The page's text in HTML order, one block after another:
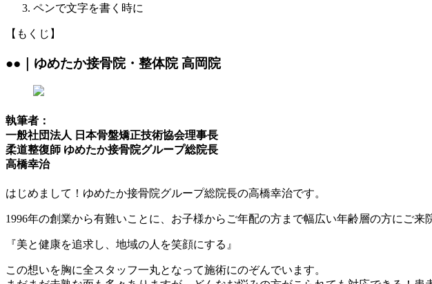
ペンで文字を書く時に
【もくじ】
●●｜ゆめたか接骨院・整体院 高岡院
執筆者：
一般社団法人 日本骨盤矯正技術協会理事長
柔道整復師 ゆめたか接骨院グループ総院長
高橋幸治
はじめまして！ゆめたか接骨院グループ総院長の高橋幸治です。
1996年の創業から有難いことに、お子様からご年配の方まで幅広い年齢層の方にご来
『美と健康を追求し、地域の人を笑顔にする』
この想いを胸に全スタッフ一丸となって施術にのぞんでいます。